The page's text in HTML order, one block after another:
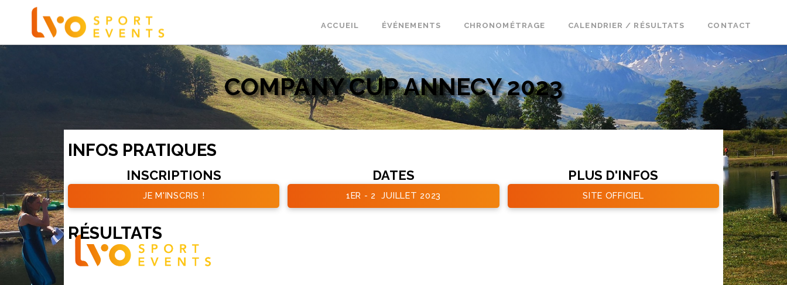
ACCUEIL ÉVÉNEMENTS CHRONOMÉTRAGE CALENDRIER / RÉSULTATS CONTACT
COMPANY CUP ANNECY 2023
INFOS PRATIQUES
INSCRIPTIONS
JE M'INSCRIS !
DATES
1ER - 2 JUILLET 2023
PLUS D'INFOS
SITE OFFICIEL
RÉSULTATS